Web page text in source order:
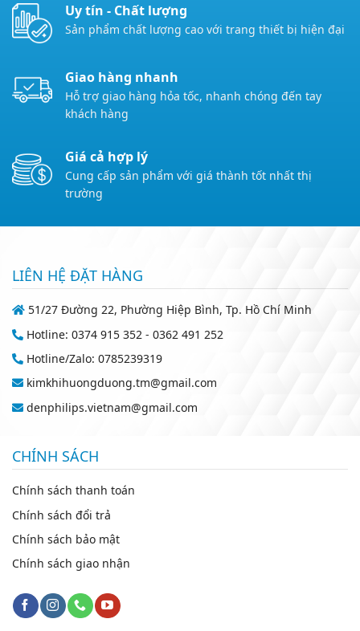
Uy tín - Chất lượng
Sản phẩm chất lượng cao với trang thiết bị hiện đại
Giao hàng nhanh
Hỗ trợ giao hàng hỏa tốc, nhanh chóng đến tay
khách hàng
Giá cả hợp lý
Cung cấp sản phẩm với giá thành tốt nhất thị
trường
LIÊN HỆ ĐẶT HÀNG
51/27 Đường 22, Phường Hiệp Bình, Tp. Hồ Chí Minh
Hotline: 0374 915 352 - 0362 491 252
Hotline/Zalo: 0785239319
kimkhihuongduong.tm@gmail.com
denphilips.vietnam@gmail.com
CHÍNH SÁCH
Chính sách thanh toán
Chính sách đổi trả
Chính sách bảo mật
Chính sách giao nhận